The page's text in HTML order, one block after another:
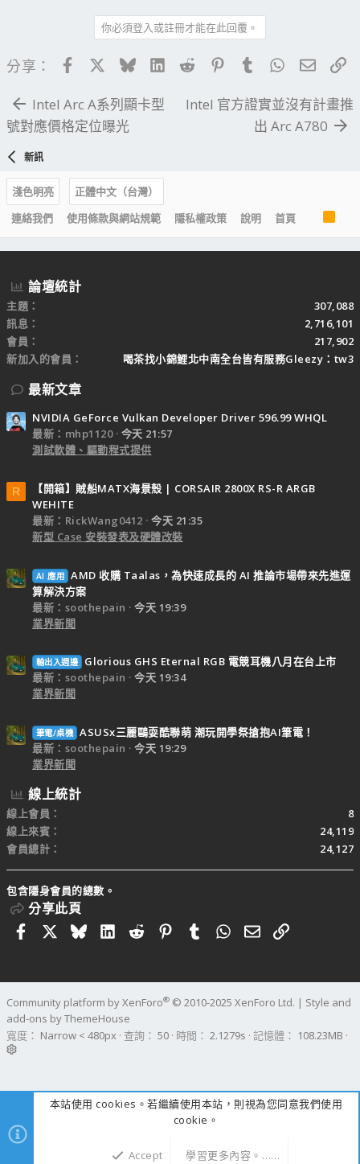
你必須登入或註冊才能在此回覆。
分享： FacebookBlueskyLinkedIn
Reddit PinterestTumblrWhatsApp
電子
Intel Arc A系列顯卡型
號對應價格定位曝光
Intel 官方證實並沒有計畫推
出 Arc A780
新訊
淺色明亮
正體中文（台灣）
連絡我們
使用條款與網站規範 隱私權政策 說明 首頁
R
S
S
論壇統計
主題
307,088
訊息
2,716,101
會員
217,902
新加入的會員
喝茶找小錦鯉北中南全台皆有服務Gleezy：tw3
最新文章
NVIDIA GeForce Vulkan Developer Driver 596.99 WHQL
最新：mhp1120
今天 21:57
測試軟體、驅動程式提供
R
【開箱】賊船MATX海景殼 | CORSAIR 2800X RS-R ARGB
WEHITE
最新：RickWang0412
今天 21:35
新型 Case 安裝發表及硬體改裝
AI 應用 AMD 收購 Taalas，為快速成長的 AI 推論市場帶來先進運
算解決方案
最新：soothepain
今天 19:39
業界新聞
輸出入週邊
Glorious GHS Eternal RGB 電競耳機八月在台上市
最新：soothepain
今天 19:34
業界新聞
筆電/桌機 ASUSx三麗鷗耍酷聯萌 潮玩開學祭搶抱AI筆電！
最新：soothepain
今天 19:29
業界新聞
線上統計
線上會員
8
線上來賓
24,119
會員總計
24,127
包含隱身會員的總數。
分享此頁
FacebookBlueskyLinkedIn
RedditPinterestTumblrWhatsApp
電子郵件
連結
Community platform by XenForo® © 2010-2025 XenForo Ltd. | Style and
add-ons by ThemeHouse
寬度
查詢 50 時間 2.1279s 記憶體 108.23MB
本站使用 cookies。若繼續使用本站，則視為您同意我們使用
cookie。
Accept 學習更多內容。……